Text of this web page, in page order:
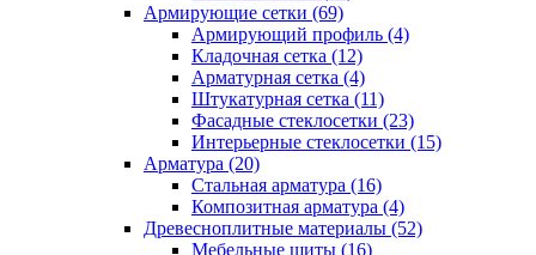
Армирующие сетки (69)
Армирующий профиль (4)
Кладочная сетка (12)
Арматурная сетка (4)
Штукатурная сетка (11)
Фасадные стеклосетки (23)
Интерьерные стеклосетки (15)
Арматура (20)
Стальная арматура (16)
Композитная арматура (4)
Древесноплитные материалы (52)
Мебельные щиты (16)